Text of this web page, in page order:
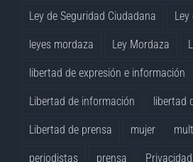
Ley de Seguridad Ciudadana
leyes mordaza Ley Mordaza
libertad de expresión e información
Libertad de información libertad
Libertad de prensa mujer
periodistas prensa Privacidad